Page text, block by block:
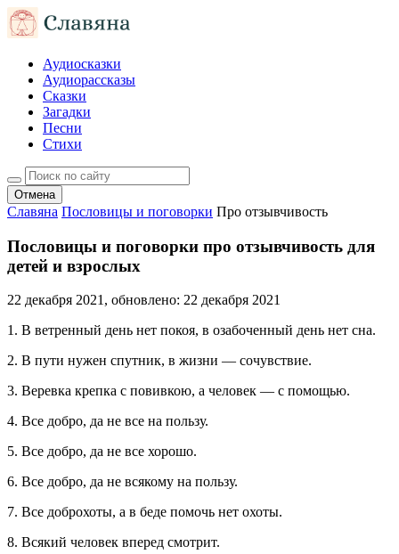
Аудиосказки
Аудиорассказы
Сказки
Загадки
Песни
Стихи
Отмена
Славяна Пословицы и поговорки Про отзывчивость
Пословицы и поговорки про отзывчивость для
детей и взрослых
22 декабря 2021, обновлено: 22 декабря 2021
1. В ветренный день нет покоя, в озабоченный день нет сна.
2. В пути нужен спутник, в жизни — сочувствие.
3. Веревка крепка с повивкою, а человек — с помощью.
4. Все добро, да не все на пользу.
5. Все добро, да не все хорошо.
6. Все добро, да не всякому на пользу.
7. Все доброхоты, а в беде помочь нет охоты.
8. Всякий человек вперед смотрит.